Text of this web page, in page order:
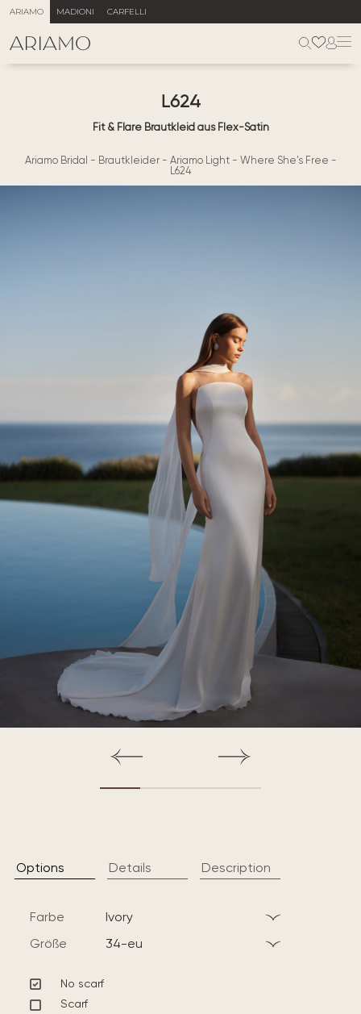
ARIAMO MADIONI CARFELLI
L624
Fit & Flare Brautkleid aus Flex-Satin
Ariamo Bridal - Brautkleider- Ariamo Light- Where She's Free -
L624
Options Details Description
Farbe
ivory
Größe
34-eu
No scarf
Scarf